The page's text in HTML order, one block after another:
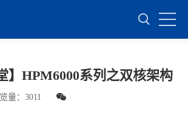
】HPM6000系列之双核架构
量： 3011